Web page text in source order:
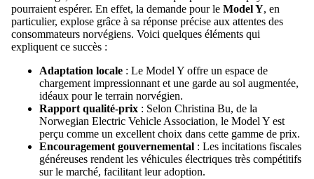
pourraient espérer. En effet, la demande pour le Model Y, en
particulier, explose grâce à sa réponse précise aux attentes des
consommateurs norvégiens. Voici quelques éléments qui
expliquent ce succès :
Adaptation locale : Le Model Y offre un espace de
chargement impressionnant et une garde au sol augmentée,
idéaux pour le terrain norvégien.
Rapport qualité-prix : Selon Christina Bu, de la
Norwegian Electric Vehicle Association, le Model Y est
perçu comme un excellent choix dans cette gamme de prix.
Encouragement gouvernemental : Les incitations fiscales
généreuses rendent les véhicules électriques très compétitifs
sur le marché, facilitant leur adoption.